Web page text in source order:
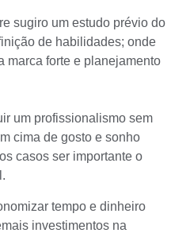
sugiro um estudo prévio do
de habilidades; onde
marca forte e planejamento
um profissionalismo sem
cima de gosto e sonho
casos ser importante o
tempo e dinheiro
investimentos na